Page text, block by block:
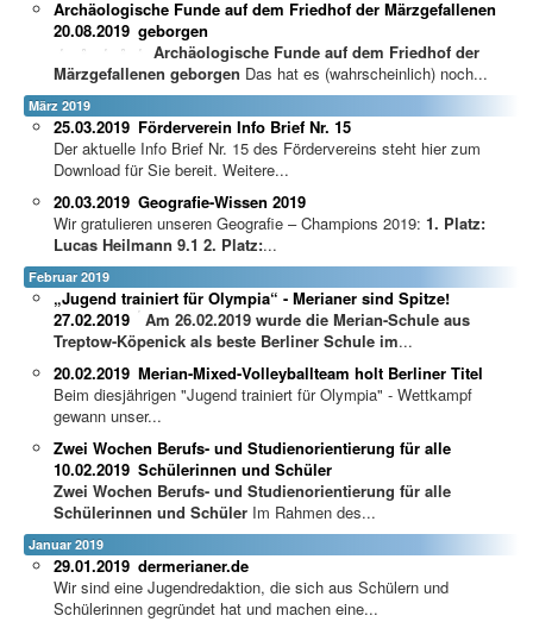
Archäologische Funde auf dem Friedhof der Märzgefallenen
geborgen
20.08.2019
Archäologische Funde auf dem Friedhof der
Märzgefallenen geborgen Das hat es (wahrscheinlich) noch...
März 2019
Förderverein Info Brief Nr. 15
25.03.2019
Der aktuelle Info Brief Nr. 15 des Fördervereins steht hier zum
Download für Sie bereit. Weitere...
Geografie-Wissen 2019
20.03.2019
Wir gratulieren unseren Geografie – Champions 2019: 1. Platz:
Lucas Heilmann 9.1 2. Platz:...
Februar 2019
„Jugend trainiert für Olympia“ - Merianer sind Spitze!
27.02.2019
Am 26.02.2019 wurde die Merian-Schule aus
Treptow-Köpenick als beste Berliner Schule im...
Merian-Mixed-Volleyballteam holt Berliner Titel
20.02.2019
Beim diesjährigen "Jugend trainiert für Olympia" - Wettkampf
gewann unser...
Zwei Wochen Berufs- und Studienorientierung für alle
Schülerinnen und Schüler
10.02.2019
Zwei Wochen Berufs- und Studienorientierung für alle
Schülerinnen und Schüler Im Rahmen des...
Januar 2019
dermerianer.de
29.01.2019
Wir sind eine Jugendredaktion, die sich aus Schülern und
Schülerinnen gegründet hat und machen eine...